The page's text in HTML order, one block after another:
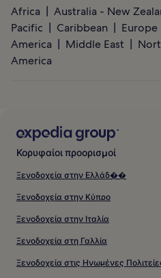
Africa
Australia - New
Pacific
Caribbean Europe
America
Middle East
America
Κορυφαίοι προορισμοί
Ξενοδοχεία στην Ελλάδ��
Ξενοδοχεία στην Κύπρο
Ξενοδοχεία στην Ιταλία
Ξενοδοχεία στη Γαλλία
Ξενοδοχεία στις Ηνωμένες